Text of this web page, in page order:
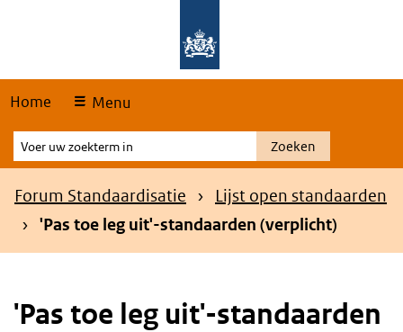
Home Menu
Voer
uw
zoekterm
Zoeken
Kruimelpad
Forum Standaardisatie
Lijst open standaarden
'Pas toe leg uit'-standaarden (verplicht)
'Pas toe leg uit'-standaarden